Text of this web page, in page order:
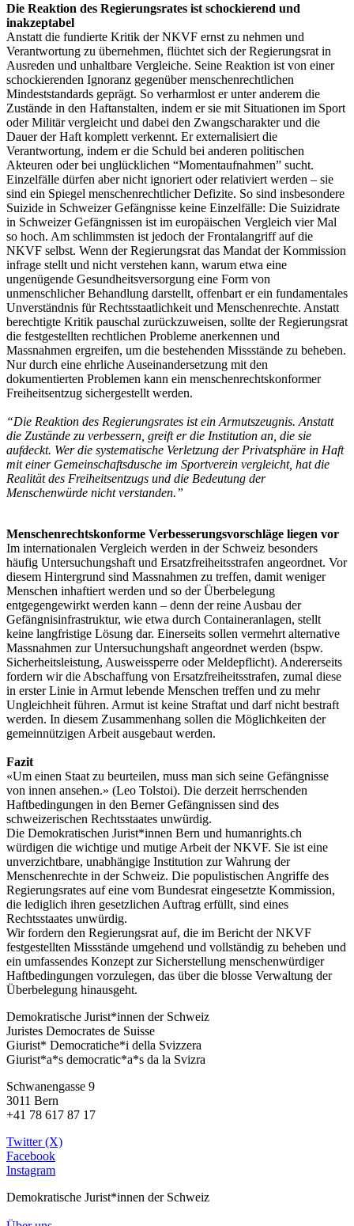
Die Reaktion des Regierungsrates ist schockierend und
inakzeptabel
Anstatt die fundierte Kritik der NKVF ernst zu nehmen und
Verantwortung zu übernehmen, flüchtet sich der Regierungsrat in
Ausreden und unhaltbare Vergleiche. Seine Reaktion ist von einer
schockierenden Ignoranz gegenüber menschenrechtlichen
Mindeststandards geprägt. So verharmlost er unter anderem die
Zustände in den Haftanstalten, indem er sie mit Situationen im Sport
oder Militär vergleicht und dabei den Zwangscharakter und die
Dauer der Haft komplett verkennt. Er externalisiert die
Verantwortung, indem er die Schuld bei anderen politischen
Akteuren oder bei unglücklichen “Momentaufnahmen” sucht.
Einzelfälle dürfen aber nicht ignoriert oder relativiert werden – sie
sind ein Spiegel menschenrechtlicher Defizite. So sind insbesondere
Suizide in Schweizer Gefängnisse keine Einzelfälle: Die Suizidrate
in Schweizer Gefängnissen ist im europäischen Vergleich vier Mal
so hoch. Am schlimmsten ist jedoch der Frontalangriff auf die
NKVF selbst. Wenn der Regierungsrat das Mandat der Kommission
infrage stellt und nicht verstehen kann, warum etwa eine
ungenügende Gesundheitsversorgung eine Form von
unmenschlicher Behandlung darstellt, offenbart er ein fundamentales
Unverständnis für Rechtsstaatlichkeit und Menschenrechte. Anstatt
berechtigte Kritik pauschal zurückzuweisen, sollte der Regierungsrat
die festgestellten rechtlichen Probleme anerkennen und
Massnahmen ergreifen, um die bestehenden Missstände zu beheben.
Nur durch eine ehrliche Auseinandersetzung mit den
dokumentierten Problemen kann ein menschenrechtskonformer
Freiheitsentzug sichergestellt werden.
“Die Reaktion des Regierungsrates ist ein Armutszeugnis. Anstatt
die Zustände zu verbessern, greift er die Institution an, die sie
aufdeckt. Wer die systematische Verletzung der Privatsphäre in Haft
mit einer Gemeinschaftsdusche im Sportverein vergleicht, hat die
Realität des Freiheitsentzugs und die Bedeutung der
Menschenwürde nicht verstanden.”
Menschenrechtskonforme Verbesserungsvorschläge liegen vor
Im internationalen Vergleich werden in der Schweiz besonders
häufig Untersuchungshaft und Ersatzfreiheitsstrafen angeordnet. Vor
diesem Hintergrund sind Massnahmen zu treffen, damit weniger
Menschen inhaftiert werden und so der Überbelegung
entgegengewirkt werden kann – denn der reine Ausbau der
Gefängnisinfrastruktur, wie etwa durch Containeranlagen, stellt
keine langfristige Lösung dar. Einerseits sollen vermehrt alternative
Massnahmen zur Untersuchungshaft angeordnet werden (bspw.
Sicherheitsleistung, Ausweissperre oder Meldepflicht). Andererseits
fordern wir die Abschaffung von Ersatzfreiheitsstrafen, zumal diese
in erster Linie in Armut lebende Menschen treffen und zu mehr
Ungleichheit führen. Armut ist keine Straftat und darf nicht bestraft
werden. In diesem Zusammenhang sollen die Möglichkeiten der
gemeinnützigen Arbeit ausgebaut werden.
Fazit
«Um einen Staat zu beurteilen, muss man sich seine Gefängnisse
von innen ansehen.» (Leo Tolstoi). Die derzeit herrschenden
Haftbedingungen in den Berner Gefängnissen sind des
schweizerischen Rechtsstaates unwürdig.
Die Demokratischen Jurist*innen Bern und humanrights.ch
würdigen die wichtige und mutige Arbeit der NKVF. Sie ist eine
unverzichtbare, unabhängige Institution zur Wahrung der
Menschenrechte in der Schweiz. Die populistischen Angriffe des
Regierungsrates auf eine vom Bundesrat eingesetzte Kommission,
die lediglich ihren gesetzlichen Auftrag erfüllt, sind eines
Rechtsstaates unwürdig.
Wir fordern den Regierungsrat auf, die im Bericht der NKVF
festgestellten Missstände umgehend und vollständig zu beheben und
ein umfassendes Konzept zur Sicherstellung menschenwürdiger
Haftbedingungen vorzulegen, das über die blosse Verwaltung der
Überbelegung hinausgeht.
Demokratische Jurist*innen der Schweiz
Juristes Democrates de Suisse
Giurist* Democratiche*i della Svizzera
Giurist*a*s democratic*a*s da la Svizra
Schwanengasse 9
3011 Bern
+41 78 617 87 17
Twitter (X)
Facebook
Instagram
Demokratische Jurist*innen der Schweiz